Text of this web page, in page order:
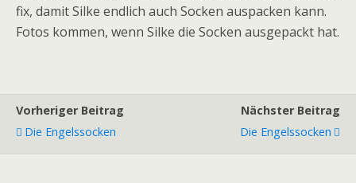
fix, damit Silke endlich auch Socken auspacken kann.
Fotos kommen, wenn Silke die Socken ausgepackt hat.
Vorheriger Beitrag
Die Engelssocken
Nächster Beitrag
Die Engelssocken